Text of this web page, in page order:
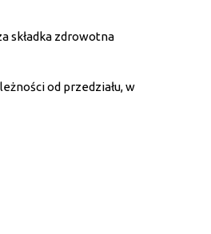
składka zdrowotna
od przedziału, w